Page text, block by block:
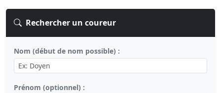
Rechercher un coureur
Nom (début de nom possible) :
Prénom (optionnel) :